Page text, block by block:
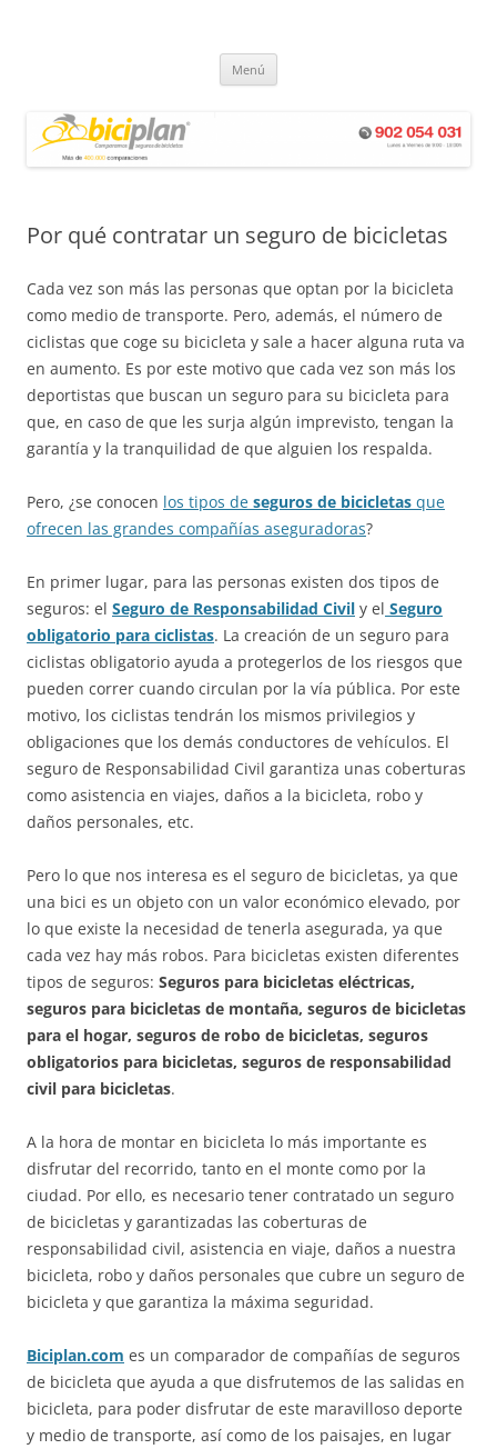
Menú
Por qué contratar un seguro de bicicletas
Cada vez son más las personas que optan por la bicicleta
como medio de transporte. Pero, además, el número de
ciclistas que coge su bicicleta y sale a hacer alguna ruta va
en aumento. Es por este motivo que cada vez son más los
deportistas que buscan un seguro para su bicicleta para
que, en caso de que les surja algún imprevisto, tengan la
garantía y la tranquilidad de que alguien los respalda.
Pero, ¿se conocen los tipos de seguros de bicicletas que
ofrecen las grandes compañías aseguradoras?
En primer lugar, para las personas existen dos tipos de
seguros: el Seguro de Responsabilidad Civil y el Seguro
obligatorio para ciclistas. La creación de un seguro para
ciclistas obligatorio ayuda a protegerlos de los riesgos que
pueden correr cuando circulan por la vía pública. Por este
motivo, los ciclistas tendrán los mismos privilegios y
obligaciones que los demás conductores de vehículos. El
seguro de Responsabilidad Civil garantiza unas coberturas
como asistencia en viajes, daños a la bicicleta, robo y
daños personales, etc.
Pero lo que nos interesa es el seguro de bicicletas, ya que
una bici es un objeto con un valor económico elevado, por
lo que existe la necesidad de tenerla asegurada, ya que
cada vez hay más robos. Para bicicletas existen diferentes
tipos de seguros: Seguros para bicicletas eléctricas,
seguros para bicicletas de montaña, seguros de bicicletas
para el hogar, seguros de robo de bicicletas, seguros
obligatorios para bicicletas, seguros de responsabilidad
civil para bicicletas.
A la hora de montar en bicicleta lo más importante es
disfrutar del recorrido, tanto en el monte como por la
ciudad. Por ello, es necesario tener contratado un seguro
de bicicletas y garantizadas las coberturas de
responsabilidad civil, asistencia en viaje, daños a nuestra
bicicleta, robo y daños personales que cubre un seguro de
bicicleta y que garantiza la máxima seguridad.
Biciplan.com es un comparador de compañías de seguros
de bicicleta que ayuda a que disfrutemos de las salidas en
bicicleta, para poder disfrutar de este maravilloso deporte
y medio de transporte, así como de los paisajes, en lugar